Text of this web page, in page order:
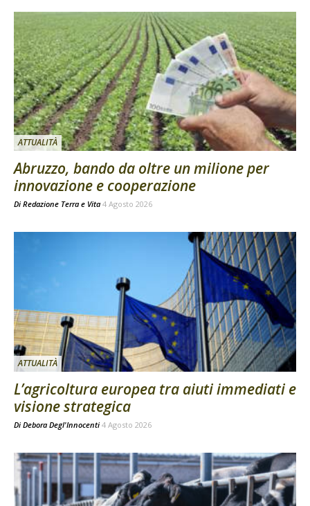
ATTUALITÀ
Abruzzo, bando da oltre un milione per
innovazione e cooperazione
Di Redazione Terra e Vita 4 Agosto 2026
ATTUALITÀ
L’agricoltura europea tra aiuti immediati e
visione strategica
Di Debora Degl'Innocenti 4 Agosto 2026